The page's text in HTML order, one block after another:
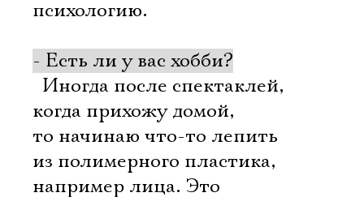
психологию.
- Есть ли у вас хобби?
 Иногда после спектаклей,
когда прихожу домой,
то начинаю что-то лепить
из полимерного пластика,
например лица. Это